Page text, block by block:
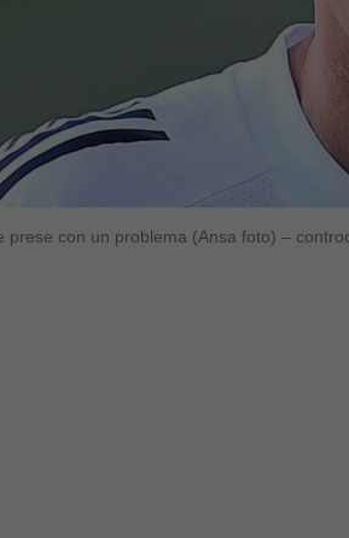
prese con un problema (Ansa foto) –